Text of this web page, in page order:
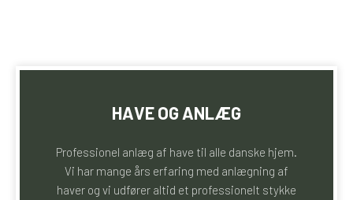
HAVE OG ANLÆG
Professionel anlæg af have til alle danske hjem.
Vi har mange års erfaring med anlægning af
haver og vi udfører altid et professionelt stykke